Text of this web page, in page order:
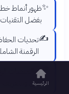
✨ظهور أنماط
بفضل التقنيات
✍️تحديات
الرقمنة
🌐دور المنصات
العربي والتعريف
الرئيسية